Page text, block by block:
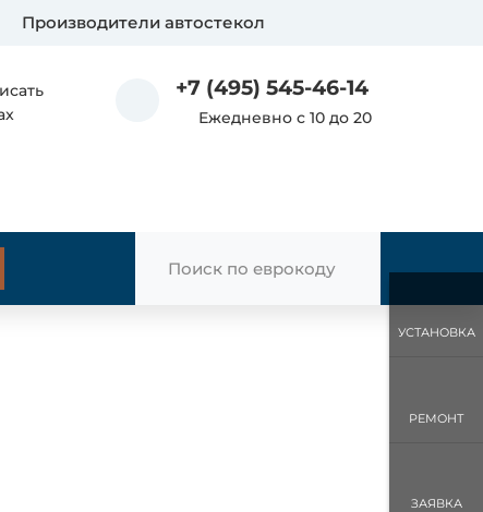
Производители автостекол
+7 (495) 545-46-14
Ежедневно с 10 до 20
УСТАНОВКА
РЕМОНТ
ЗАЯВКА